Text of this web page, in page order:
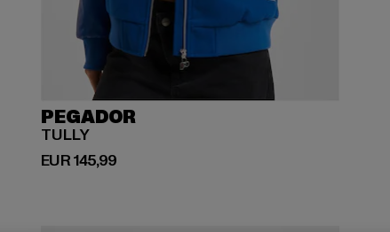
PEGADOR
TULLY
EUR 145,99
Derzeitiger Preis: EUR 145,99